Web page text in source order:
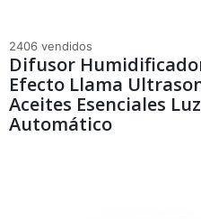
2406 vendidos
Difusor
Efecto Llama
Aceites Esenciales
Automático